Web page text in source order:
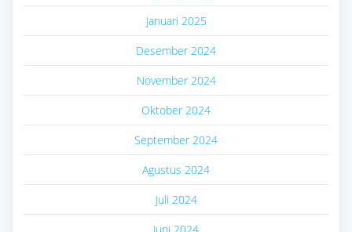
Januari 2025
Desember 2024
November 2024
Oktober 2024
September 2024
Agustus 2024
Juli 2024